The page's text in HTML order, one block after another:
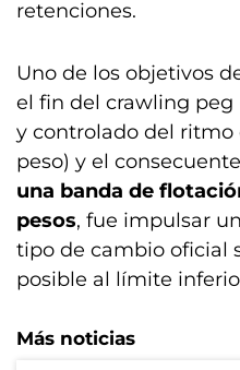
retenciones.
Uno de los objetivos
el fin del crawling
y controlado del ritmo
peso) y el
una banda de
pesos, fue impulsar
tipo de cambio oficial
posible al límite
Más noticias